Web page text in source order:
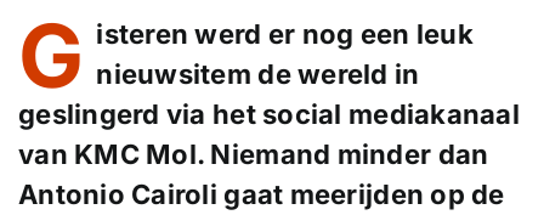
G isteren werd er nog een leuk
nieuwsitem de wereld in
geslingerd via het social mediakanaal
van KMC Mol. Niemand minder dan
Antonio Cairoli gaat meerijden op de